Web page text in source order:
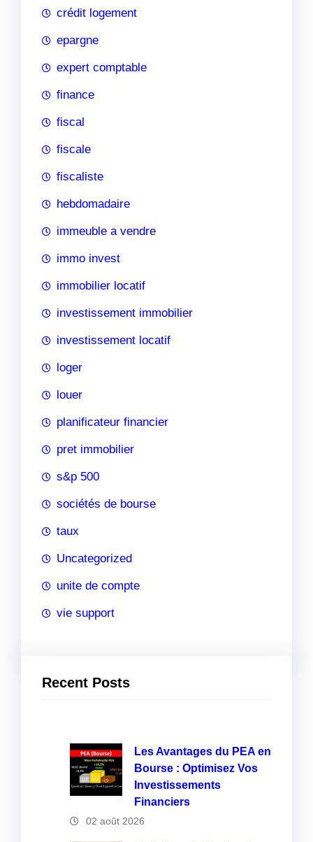
crédit logement
epargne
expert comptable
finance
fiscal
fiscale
fiscaliste
hebdomadaire
immeuble a vendre
immo invest
immobilier locatif
investissement immobilier
investissement locatif
loger
louer
planificateur financier
pret immobilier
s&p 500
sociétés de bourse
taux
Uncategorized
unite de compte
vie support
Recent Posts
Les Avantages du PEA en
Bourse : Optimisez Vos
Investissements
Financiers
02 août 2026